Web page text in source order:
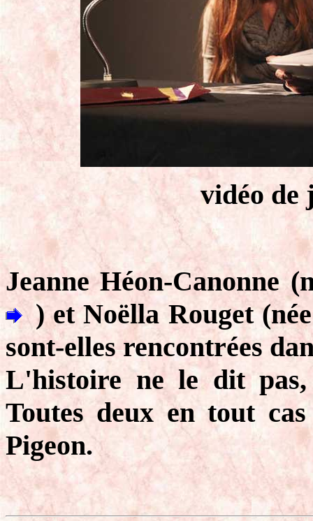
vidéo de
Jeanne Héon-Canonne
) et Noëlla Rouget
sont-elles rencontrées
L'histoire ne le dit
Toutes deux en tout
Pigeon.